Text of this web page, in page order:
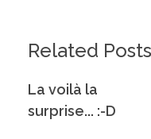
Related Posts
La voilà la
surprise... :-D